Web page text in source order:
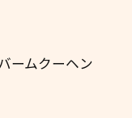
クーヘン